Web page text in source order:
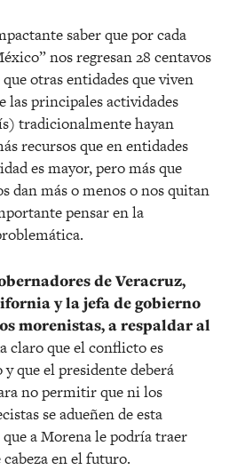
saber que por cada
nos regresan 28 centavos
otras entidades que viven
las principales actividades
tradicionalmente hayan
recursos que en entidades
es mayor, pero más que
dan más o menos o nos quitan
pensar en la
de Veracruz,
y la jefa de gobierno
morenistas, a respaldar al
claro que el conflicto es
que el presidente deberá
no permitir que ni los
se adueñen de esta
que a Morena le podría traer
en el futuro.